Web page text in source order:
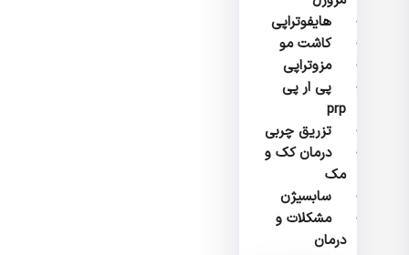
هایفوتراپی
کاشت مو
مزوتراپی
پی ار پی
تزریق چربی
درمان کک و
مک
سابسیژن
مشکلات و
درمان